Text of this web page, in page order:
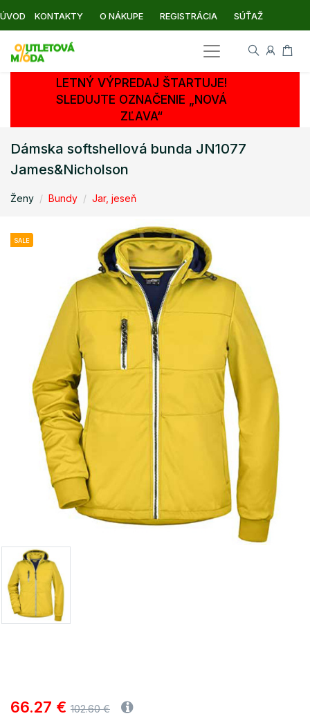
ÚVOD KONTAKTY O NÁKUPE REGISTRÁCIA SÚŤAŽ
LETNÝ VÝPREDAJ ŠTARTUJE!
SLEDUJTE OZNAČENIE „NOVÁ
ZĽAVA“
Dámska softshellová bunda JN1077
James&Nicholson
Ženy Bundy Jar, jeseň
SALE
66.27 € 102.60 €